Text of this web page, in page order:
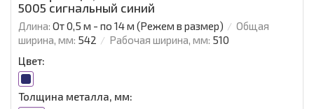
5005 сигнальный синий
Длина: От 0,5 м - по 14 м (Режем в размер)
Общая
ширина, мм: 542 Рабочая ширина, мм: 510
Цвет:
Толщина металла, мм: